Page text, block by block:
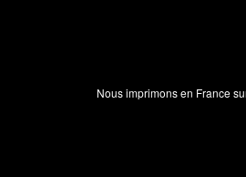
Nous imprimons en France